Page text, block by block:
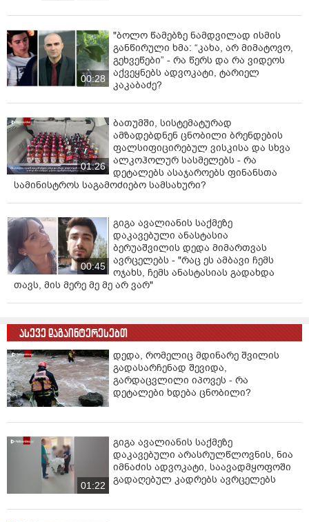
სარკინიგზო მაგისტრალი.
„ბაქო-თბილისი-ყარსის ახალ სარკინიგზო ხაზზე
სატვირთო გადაზიდვების მოცულობა ყოველწლიურად
მზარდია. ხაზის სრულ ექსპლუატაციაში შესვლით
პროექტის გამტარუნარიანობა 5 მილიონ ტონამდე
გაიზრდება, რაც რეგიონს ტვირთების დამატებით
ნაკადების გატარების საშუალებას მისცემს და
მნიშვნელოვნად გააძლიერებს მის სატრანსპორტო
შესაძლებლობებს.
აღნიშნული სარკინიგზო მონაკვეთის სრულ
ექსპლუატაციაში შესვლა შესაძლებელი გახდა
აზერბაიჯანის ქალაქ ბაქოში საქართველოს პრემიერ-
მინისტრის ვიზიტის ფარგლებში ეკონომიკისა და
მდგრადი განვითარების მინისტრის მარიამ
ქვრივიშვილისა და აზერბაიჯანის ციფრული
განვითარებისა და ტრანსპორტის მინისტრის რაშად
ნაბიევის მიერ ორმხრივი საკოორდინაციო საბჭოს
პროტოკოლზე ხელმოწერით შედეგად“, - ნათქვამია
00:28
"ბოლო წამებზე ნამდვილად ისმის
განწირული ხმა: “კახა, არ მიმატოვო,
გეხვეწები” - რა წერს და რა ვიდეოს
აქვეყნებს ადვოკატი, ტარიელ
კაკაბაძე?
01:26
ბათუმში, სისტემატურად
ამზადებდნენ ცნობილი ბრენდების
ფალსიფიცირებულ ვისკისა და სხვა
ალკოჰოლურ სასმელებს - რა
დეტალებს ასაჯაროებს ფინანსთა
სამინისტროს საგამოძიებო სამსახური?
00:45
გიგა ავალიანის საქმეზე
დაკავებული ანასტასია
ბერუაშვილის დედა მიმართვას
ავრცელებს - "რაც ეს ამბავი ჩემს
ოჯახს, ჩემს ანასტასიას გადახდა
თავს, მის მერე მე მე არ ვარ"
ასევე დაგაინტერესებთ
დედა, რომელიც მდინარე შვილის
გადასარჩენად შევიდა,
გარდაცვლილი იპოვეს - რა
დეტალები ხდება ცნობილი?
01:22
გიგა ავალიანის საქმეზე
დაკავებული არასრულწლოვნის, ნია
იმნაძის ადვოკატი, საავადმყოფოში
გადაღებულ კადრებს ავრცელებს